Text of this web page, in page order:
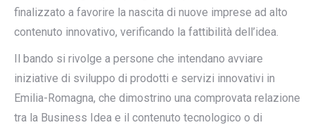
finalizzato a favorire la nascita di nuove imprese ad alto
contenuto innovativo, verificando la fattibilità dell’idea.
Il bando si rivolge a persone che intendano avviare
iniziative di sviluppo di prodotti e servizi innovativi in
Emilia-Romagna, che dimostrino una comprovata relazione
tra la Business Idea e il contenuto tecnologico o di